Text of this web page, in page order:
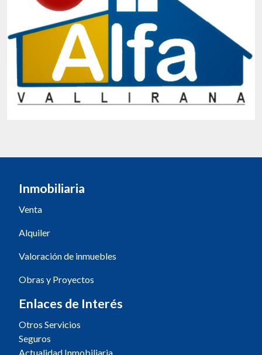
Inmobiliaria
Venta
Alquiler
Valoración de inmuebles
Obras y Proyectos
Enlaces de Interés
Otros Servicios
Seguros
Actualidad Inmobiliaria